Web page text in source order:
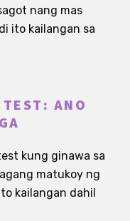
nang mas
ito kailangan sa
ANO
kung ginawa sa
matukoy ng
kailangan dahil